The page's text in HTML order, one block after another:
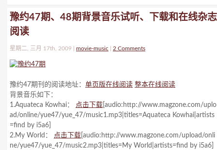
豫约47期、48期背景音乐试听、下载和在线杂志
阅读
星期二, 三月 17th, 2009 | movie-music 2 Comments
豫约47期刊的阅读地址： 单页版在线阅读 整本在线阅读
背景音乐如下：
1.Aquateca Kowhai： 点击下载 [audio:http://www.magzone.com/uplo
ad/online/yue47/yue_47/music1.mp3|titles=Aquateca Kowhai|artists
=find by i5a6]
2.My World： 点击下载 [audio:http://www.magzone.com/upload/onli
ne/yue47/yue_47/music2.mp3|titles=My World|artists=find by i5a6]